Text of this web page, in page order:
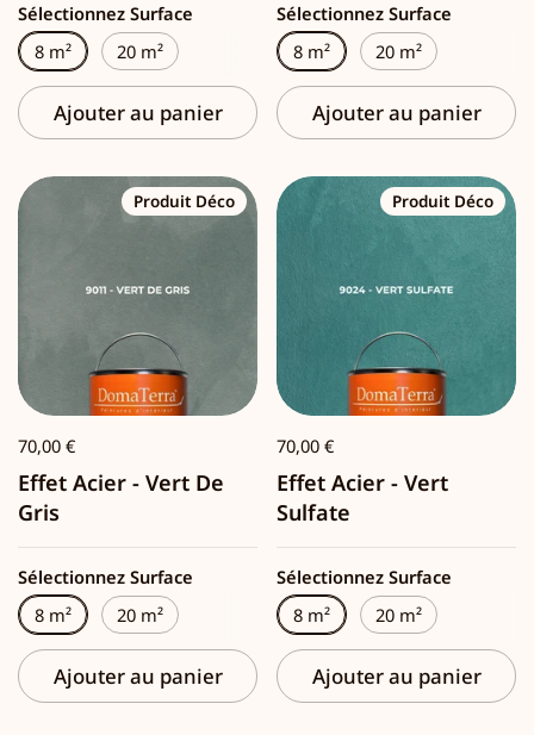
Sélectionnez Surface
8 m²
20 m²
Ajouter au panier
Sélectionnez Surface
8 m²
20 m²
Ajouter au panier
70,00 €
Effet Acier - Vert De
Gris
Sélectionnez Surface
8 m²
20 m²
Ajouter au panier
Produit Déco
70,00 €
Effet Acier - Vert
Sulfate
Sélectionnez Surface
8 m²
20 m²
Ajouter au panier
Produit Déco